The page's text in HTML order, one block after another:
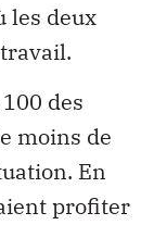
les deux
des
moins de
En
profiter